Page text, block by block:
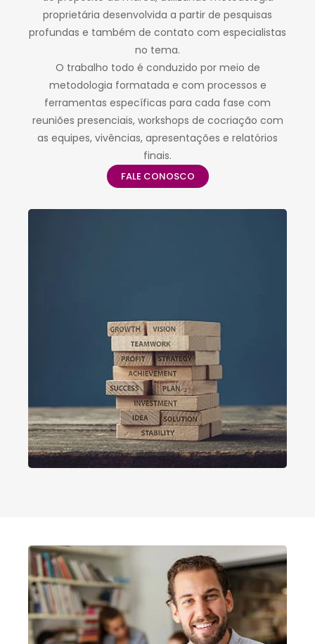
proprietária desenvolvida a partir de pesquisas
profundas e também de contato com especialistas
no tema.
O trabalho todo é conduzido por meio de
metodologia formatada e com processos e
ferramentas específicas para cada fase com
reuniões presenciais, workshops de cocriação com
as equipes, vivências, apresentações e relatórios
finais.
FALE CONOSCO